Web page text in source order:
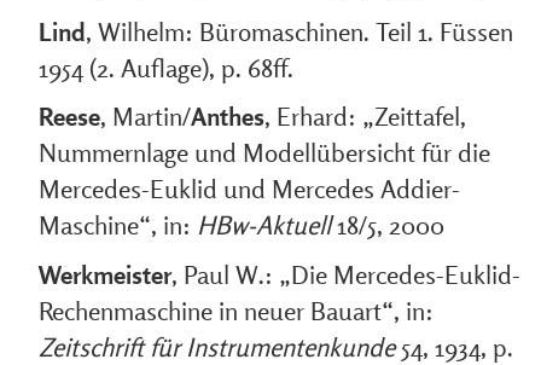
Lind, Wilhelm: Büromaschinen. Teil 1. Füssen
1954 (2. Auflage), p. 68ff.
Reese, Martin/Anthes, Erhard: „Zeittafel,
Nummernlage und Modellübersicht für die
Mercedes-Euklid und Mercedes Addier-
Maschine“, in: HBw-Aktuell18/5, 2000
Werkmeister, Paul W.: „Die Mercedes-Euklid-
Rechenmaschine in neuer Bauart“, in:
Zeitschrift für Instrumentenkunde54, 1934, p.